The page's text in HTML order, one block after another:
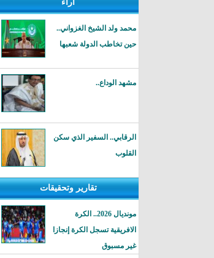
آراء
محمد ولد الشيخ الغزواني..
حين تخاطب الدولة شعبها
مشهد الوداع..
الرقابي.. السفير الذي سكن
القلوب
تقارير وتحقيقات
مونديال 2026.. الكرة
الافريقية تسجل الكرة إنجازا
غير مسبوق